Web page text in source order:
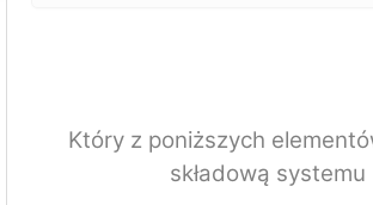
Który z poniższych
składową systemu